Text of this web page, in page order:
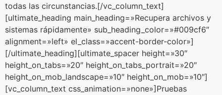
todas las circunstancias.[/vc_column_text]
[ultimate_heading main_heading=»Recupera archivos y
sistemas rápidamente» sub_heading_color=»#009cf6″
alignment=»left» el_class=»accent-border-color»]
[/ultimate_heading][ultimate_spacer height=»30″
height_on_tabs=»20″ height_on_tabs_portrait=»20″
height_on_mob_landscape=»10″ height_on_mob=»10″]
[vc_column_text css_animation=»none»]Pruebas